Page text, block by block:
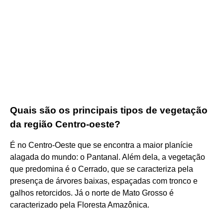
Quais são os principais tipos de vegetação
da região Centro-oeste?
É no Centro-Oeste que se encontra a maior planície
alagada do mundo: o Pantanal. Além dela, a vegetação
que predomina é o Cerrado, que se caracteriza pela
presença de árvores baixas, espaçadas com tronco e
galhos retorcidos. Já o norte de Mato Grosso é
caracterizado pela Floresta Amazônica.